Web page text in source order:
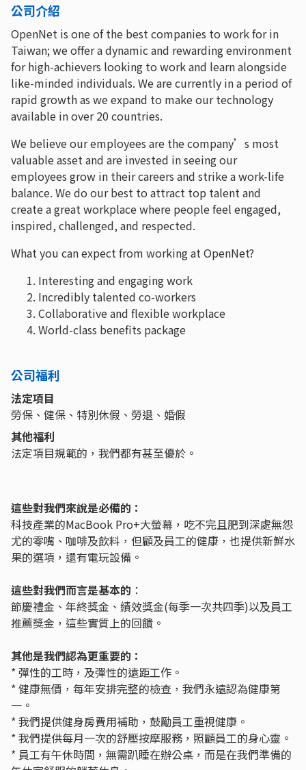
公司介紹
OpenNet is one of the best companies to work for in
Taiwan; we offer a dynamic and rewarding environment
for high-achievers looking to work and learn alongside
like-minded individuals. We are currently in a period of
rapid growth as we expand to make our technology
available in over 20 countries.
We believe our employees are the company’s most
valuable asset and are invested in seeing our
employees grow in their careers and strike a work-life
balance. We do our best to attract top talent and
create a great workplace where people feel engaged,
inspired, challenged, and respected.
What you can expect from working at OpenNet?
Interesting and engaging work
Incredibly talented co-workers
Collaborative and flexible workplace
World-class benefits package
公司福利
法定項目
勞保、健保、特別休假、勞退、婚假
其他福利
法定項目規範的，我們都有甚至優於。
這些對我們來說是必備的：
科技產業的MacBook Pro+大螢幕，吃不完且肥到深處無怨
尤的零嘴、咖啡及飲料，但顧及員工的健康，也提供新鮮水
果的選項，還有電玩設備。
這些對我們而言是基本的 ：
節慶禮金、年終獎金、績效獎金(每季一次共四季)以及員工
推薦獎金，這些實質上的回饋。
其他是我們認為更重要的：
* 彈性的工時，及彈性的遠距工作。
* 健康無價，每年安排完整的檢查，我們永遠認為健康第
一。
* 我們提供健身房費用補助，鼓勵員工重視健康。
* 我們提供每月一次的舒壓按摩服務，照顧員工的身心靈。
* 員工有午休時間，無需趴睡在辦公桌，而是在我們準備的